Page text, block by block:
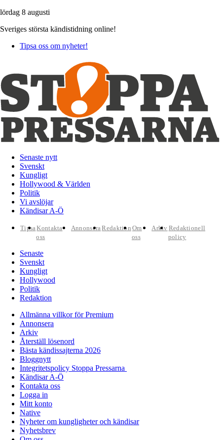
lördag 8 augusti
Sveriges största kändistidning online!
Tipsa oss om nyheter!
Senaste nytt
Svenskt
Kungligt
Hollywood & Världen
Politik
Vi avslöjar
Kändisar A-Ö
TipsaKontakta
oss
AnnonseraRedaktion Om
oss
Arkiv Redaktionell
policy
Senaste
Svenskt
Kungligt
Hollywood
Politik
Redaktion
Allmänna villkor för Premium
Annonsera
Arkiv
Återställ lösenord
Bästa kändissajterna 2026
Bloggnytt
Integritetspolicy Stoppa Pressarna
Kändisar A-Ö
Kontakta oss
Logga in
Mitt konto
Native
Nyheter om kungligheter och kändisar
Nyhetsbrev